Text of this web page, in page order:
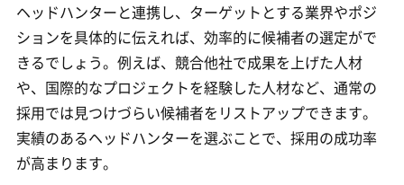
ヘッドハンターと連携し、ターゲットとする業界やポジ
ションを具体的に伝えれば、効率的に候補者の選定がで
きるでしょう。例えば、競合他社で成果を上げた人材
や、国際的なプロジェクトを経験した人材など、通常の
採用では見つけづらい候補者をリストアップできます。
実績のあるヘッドハンターを選ぶことで、採用の成功率
が高まります。